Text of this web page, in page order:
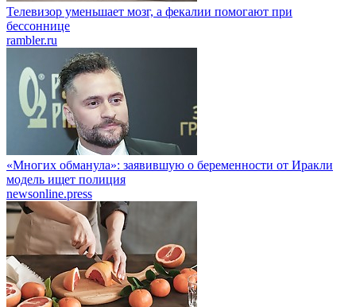
Телевизор уменьшает мозг, а фекалии помогают при
бессоннице
rambler.ru
«Многих обманула»: заявившую о беременности от Иракли
модель ищет полиция
newsonline.press